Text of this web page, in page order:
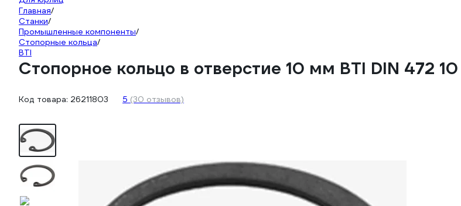
Главная/
Станки/
Промышленные компоненты/
Стопорные кольца/
BTI
Стопорное кольцо в отверстие 10 мм BTI DIN 472
Код товара: 26211803 5 (30 отзывов)